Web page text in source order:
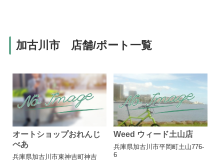
加古川市 店舗/ポート一覧
オートショップおれんじ
べあ
兵庫県加古川市東神吉町神吉
Weed ウィード土山店
兵庫県加古川市平岡町土山776-
6